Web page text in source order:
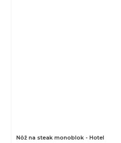
Nôž na steak monoblok - Hotel